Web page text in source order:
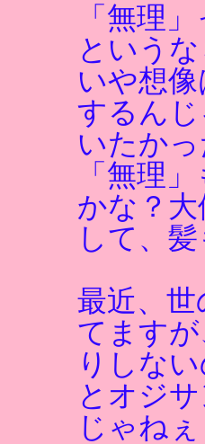
「無理
という
いや想
するん
いたか
「無理
かな？
して、
最近、
てます
りしな
とオジ
じゃね